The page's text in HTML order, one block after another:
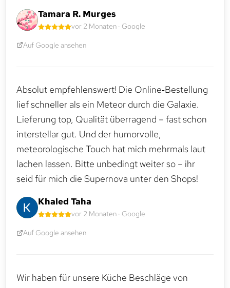
Tamara R. Murges
vor 2 Monaten · Google
Auf Google ansehen
Absolut empfehlenswert! Die Online‑Bestellung
lief schneller als ein Meteor durch die Galaxie.
Lieferung top, Qualität überragend – fast schon
interstellar gut. Und der humorvolle,
meteorologische Touch hat mich mehrmals laut
lachen lassen. Bitte unbedingt weiter so – ihr
seid für mich die Supernova unter den Shops!
Khaled Taha
vor 2 Monaten · Google
Auf Google ansehen
Wir haben für unsere Küche Beschläge von